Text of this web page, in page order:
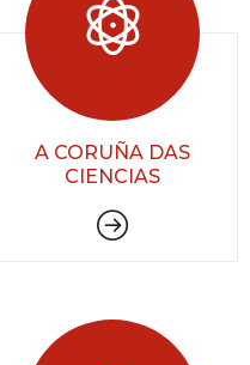
A CORUÑA DAS
CIENCIAS